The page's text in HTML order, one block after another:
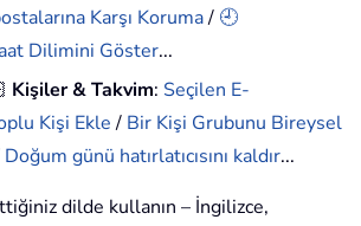
Karşı Koruma/ 🕘
Dilimini Göster...
Kişiler & Takvim: Seçilen E-
Kişi Ekle/ Bir Kişi Grubunu Bireysel
Doğum günü hatırlatıcısını kaldır...
dilde kullanın – İngilizce,